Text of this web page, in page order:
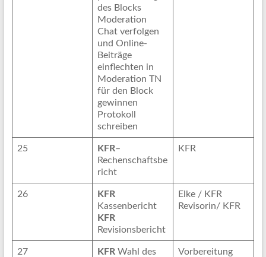
des Blocks
Moderation
Chat verfolgen
und Online-
Beiträge
einflechten in
Moderation TN
für den Block
gewinnen
Protokoll
schreiben
25 KFR–
Rechenschaftsbe
richt
KFR
26
KFR
Kassenbericht
KFR
Revisionsbericht
Elke / KFR
Revisorin/ KFR
27 KFRWahl des
Vorbereitung